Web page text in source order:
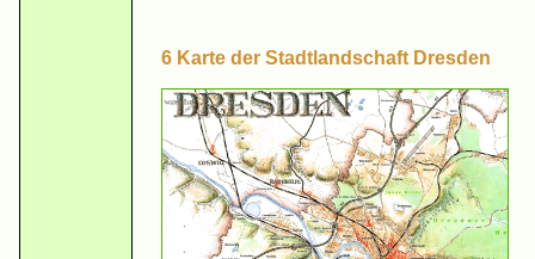
6 Karte der Stadtlandschaft Dresden